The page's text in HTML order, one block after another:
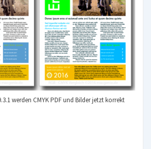
werden CMYK PDF und Bilder jetzt korrekt